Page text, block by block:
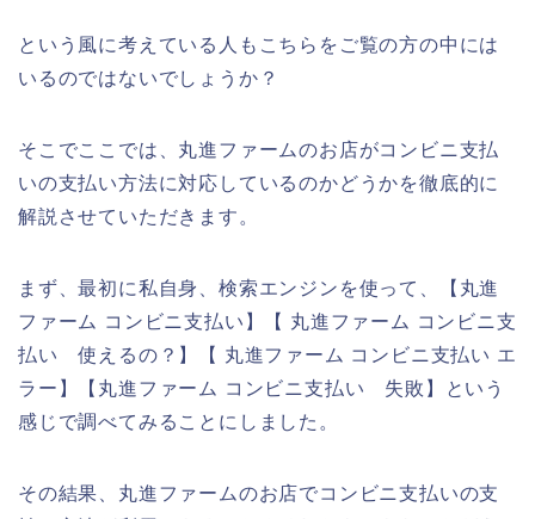
という風に考えている人もこちらをご覧の方の中には
いるのではないでしょうか？
そこでここでは、丸進ファームのお店がコンビニ支払
いの支払い方法に対応しているのかどうかを徹底的に
解説させていただきます。
まず、最初に私自身、検索エンジンを使って、【丸進
ファーム コンビニ支払い】【 丸進ファーム コンビニ支
払い 使えるの？】【 丸進ファーム コンビニ支払い エ
ラー】【丸進ファーム コンビニ支払い 失敗】という
感じで調べてみることにしました。
その結果、丸進ファームのお店でコンビニ支払いの支